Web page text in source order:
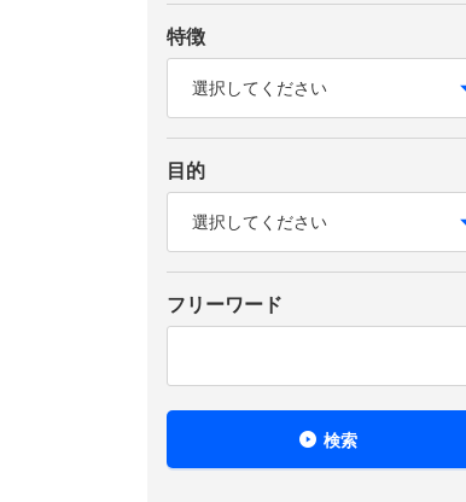
特徴
目的
フリーワード
検索